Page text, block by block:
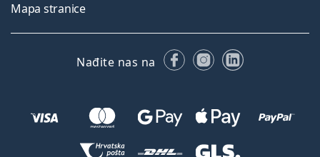
Mapa stranice
Nađite nas na FacebookuInstagramu
LinkedIn